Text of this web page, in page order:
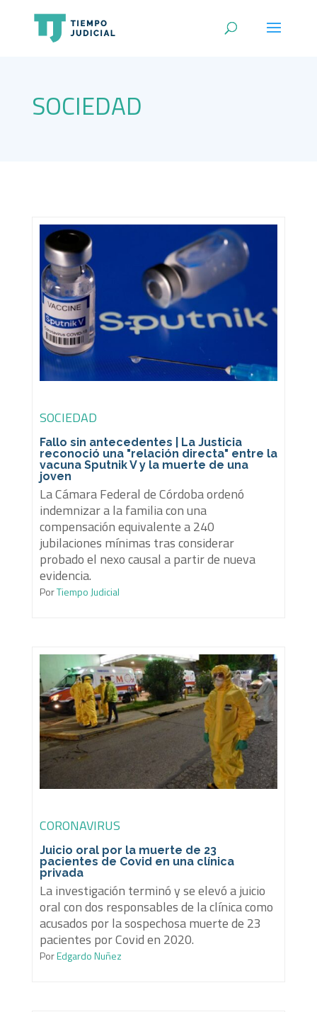
SOCIEDAD
SOCIEDAD
Fallo sin antecedentes | La Justicia
reconoció una "relación directa" entre la
vacuna Sputnik V y la muerte de una
joven
La Cámara Federal de Córdoba ordenó
indemnizar a la familia con una
compensación equivalente a 240
jubilaciones mínimas tras considerar
probado el nexo causal a partir de nueva
evidencia.
PorTiempo Judicial
CORONAVIRUS
Juicio oral por la muerte de 23
pacientes de Covid en una clínica
privada
La investigación terminó y se elevó a juicio
oral con dos responsables de la clínica como
acusados por la sospechosa muerte de 23
pacientes por Covid en 2020.
PorEdgardo Nuñez